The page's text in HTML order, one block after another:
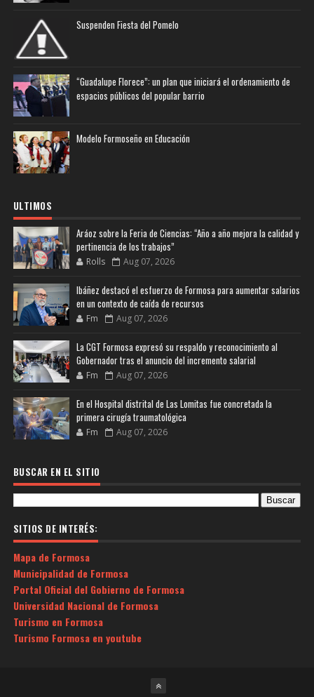
Suspenden Fiesta del Pomelo
“Guadalupe Florece”: un plan que iniciará el ordenamiento de
espacios públicos del popular barrio
Modelo Formoseño en Educación
ULTIMOS
Aráoz sobre la Feria de Ciencias: “Año a año mejora la calidad y
pertinencia de los trabajos”
Rolls Aug 07, 2026
Ibáñez destacó el esfuerzo de Formosa para aumentar salarios
en un contexto de caída de recursos
Fm Aug 07, 2026
La CGT Formosa expresó su respaldo y reconocimiento al
Gobernador tras el anuncio del incremento salarial
Fm Aug 07, 2026
En el Hospital distrital de Las Lomitas fue concretada la
primera cirugía traumatológica
Fm Aug 07, 2026
BUSCAR EN EL SITIO
SITIOS DE INTERÉS:
Mapa de Formosa
Municipalidad de Formosa
Portal Oficial del Gobierno de Formosa
Universidad Nacional de Formosa
Turismo en Formosa
Turismo Formosa en youtube